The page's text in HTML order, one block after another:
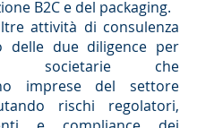
B2C e del packaging.
attività di consulenza
delle due diligence per
societarie che
imprese del settore
rischi regolatori,